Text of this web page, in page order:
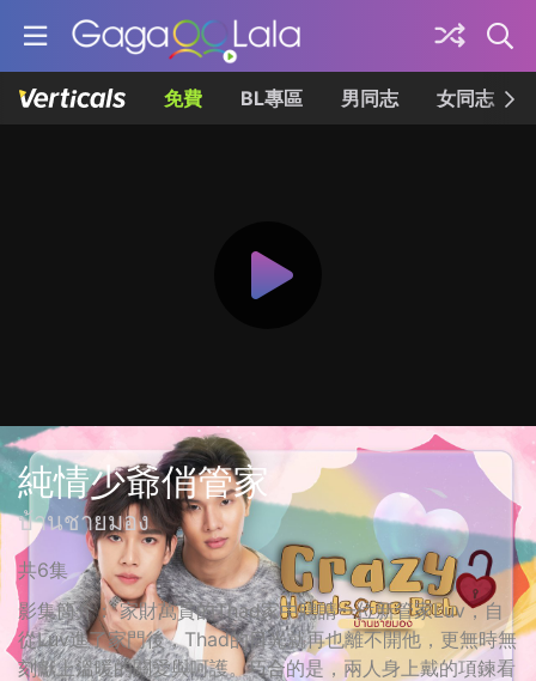
免費 BL專區 男同志 女同志
純情少爺俏管家
บ้านชายมอง
共6集
影集簡介： 家財萬貫的Thad家中聘請一位新管家Luv，自
從Luv進了家門後，Thad的目光就再也離不開他，更無時無
刻獻上溫暖的關愛與呵護。巧合的是，兩人身上戴的項鍊看